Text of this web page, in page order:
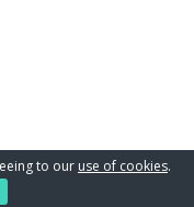
to our use of cookies.